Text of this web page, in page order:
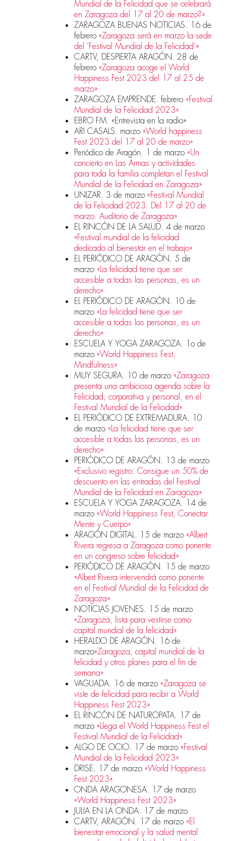
Mundial de la Felicidad que se celebrará
en Zaragoza del 17 al 20 de marzo?»
ZARAGOZA BUENAS NOTICIAS. 16 de
febrero «Zaragoza será en marzo la sede
del ‘Festival Mundial de la Felicidad’»
CARTV, DESPIERTA ARAGÓN. 28 de
febrero «Zaragoza acoge el World
Happiness Fest 2023 del 17 al 25 de
marzo»
ZARAGOZA EMPRENDE. febrero «Festival
Mundial de la Felicidad 2023»
EBRO FM. «Entrevista en la radio»
ARI CASALS. marzo «World happiness
Fest 2023 del 17 al 20 de marzo»
Periódico de Aragón. 1 de marzo «Un
concierto en Las Armas y actividades
para toda la familia completan el Festival
Mundial de la Felicidad en Zaragoza»
UNIZAR. 3 de marzo «Festival Mundial
de la Felicidad 2023. Del 17 al 20 de
marzo. Auditorio de Zaragoza»
EL RINCÓN DE LA SALUD. 4 de marzo
«Festival mundial de la felicidad
dedicado al bienestar en el trabajo»
EL PERIÓDICO DE ARAGÓN. 5 de
marzo «La felicidad tiene que ser
accesible a todas las personas, es un
derecho»
EL PERIÓDICO DE ARAGÓN. 10 de
marzo «La felicidad tiene que ser
accesible a todas las personas, es un
derecho»
ESCUELA Y YOGA ZARAGOZA. 1o de
marzo «World Happiness Fest,
Mindfulness»
MUY SEGURA. 10 de marzo «Zaragoza
presenta una ambiciosa agenda sobre la
Felicidad, corporativa y personal, en el
Festival Mundial de la Felicidad»
EL PERIÓDICO DE EXTREMADURA. 10
de marzo «La felicidad tiene que ser
accesible a todas las personas, es un
derecho»
PERIÓDICO DE ARAGÓN. 13 de marzo
«Exclusivo registro: Consigue un 50% de
descuento en las entradas del Festival
Mundial de la Felicidad en Zaragoza»
ESCUELA Y YOGA ZARAGOZA. 14 de
marzo «World Happiness Fest, Conectar
Mente y Cuerpo»
ARAGÓN DIGITAL. 15 de marzo «Albert
Rivera regresa a Zaragoza como ponente
en un congreso sobre felicidad»
PERIÓDICO DE ARAGÓN. 15 de marzo
«Albert Rivera intervendrá como ponente
en el Festival Mundial de la Felicidad de
Zaragoza»
NOTICIAS JOVENES. 15 de marzo
«Zaragoza, lista para vestirse como
capital mundial de la felicidad»
HERALDO DE ARAGÓN. 16 de
marzo«Zaragoza, capital mundial de la
felicidad y otros planes para el fin de
semana»
VAGUADA. 16 de marzo «Zaragoza se
viste de felicidad para recibir a World
Happiness Fest 2023»
EL RINCÓN DE NATUROPATA. 17 de
marzo «Llega el World Happiness Fest el
Festival Mundial de la Felicidad»
ALGO DE OCIO. 17 de marzo «Festival
Mundial de la Felicidad 2023»
DRISE. 17 de marzo «World Happiness
Fest 2023»
ONDA ARAGONESA. 17 de marzo
«World Happiness Fest 2023»
JULIA EN LA ONDA. 17 de marzo
CARTV, ARAGÓN. 17 de marzo «El
bienestar emocional y la salud mental